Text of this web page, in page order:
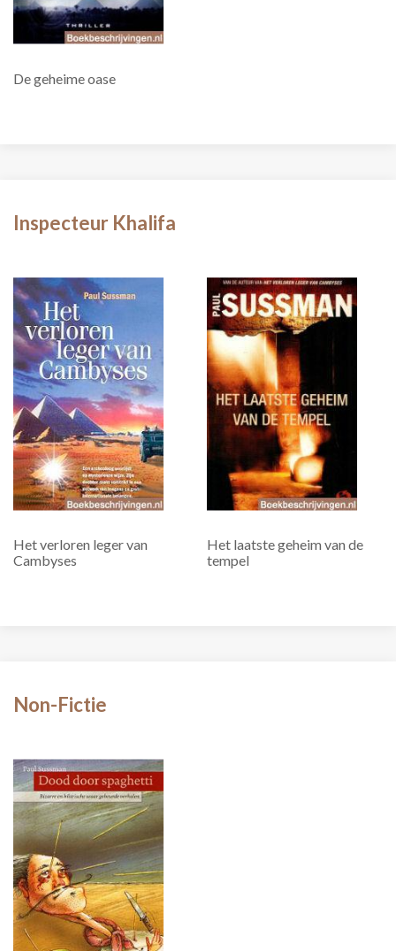
De geheime oase
Inspecteur Khalifa
Het verloren leger van
Cambyses
Het laatste geheim van de
tempel
Non-Fictie